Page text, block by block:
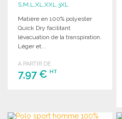
S,M,L,XL,XXL,3XL
Matière en 100% polyester
Quick Dry facilitant
lévacuation de la transpiration.
Léger et...
A PARTIR DE
7,97 € HT
Demander un devis